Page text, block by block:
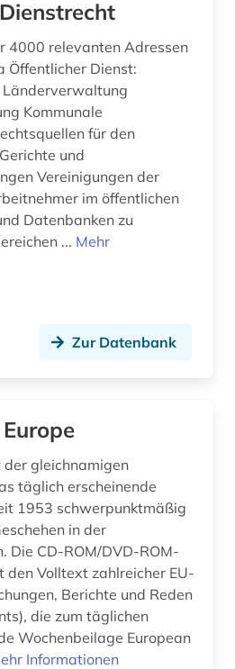
bundesgleichstellungsgesetz (1)
bundeshaushaltsrecht (3)
bundesministerium (1)
bundesnotarordnung (1)
bundespatentgericht (1)
bundessozialgericht (2)
bundesverfassungsgerichtsgesetz (1)
bundesverwaltung (1)
bundesverwaltungsgericht (4)
4000 relevanten Adressen
Öffentlicher Dienst:
der
im öffentlichen
... Mehr
Zur Datenbank
gleichnamigen
täglich erscheinende
1953 schwerpunktmäßig
in der
Volltext zahlreicher EU-
Berichte und Reden
die zum täglichen
Wochenbeilage European
Informationen